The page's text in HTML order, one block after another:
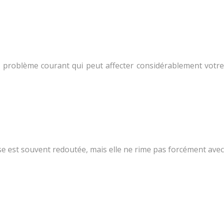
courant qui peut affecter considérablement votre
est souvent redoutée, mais elle ne rime pas forcément avec